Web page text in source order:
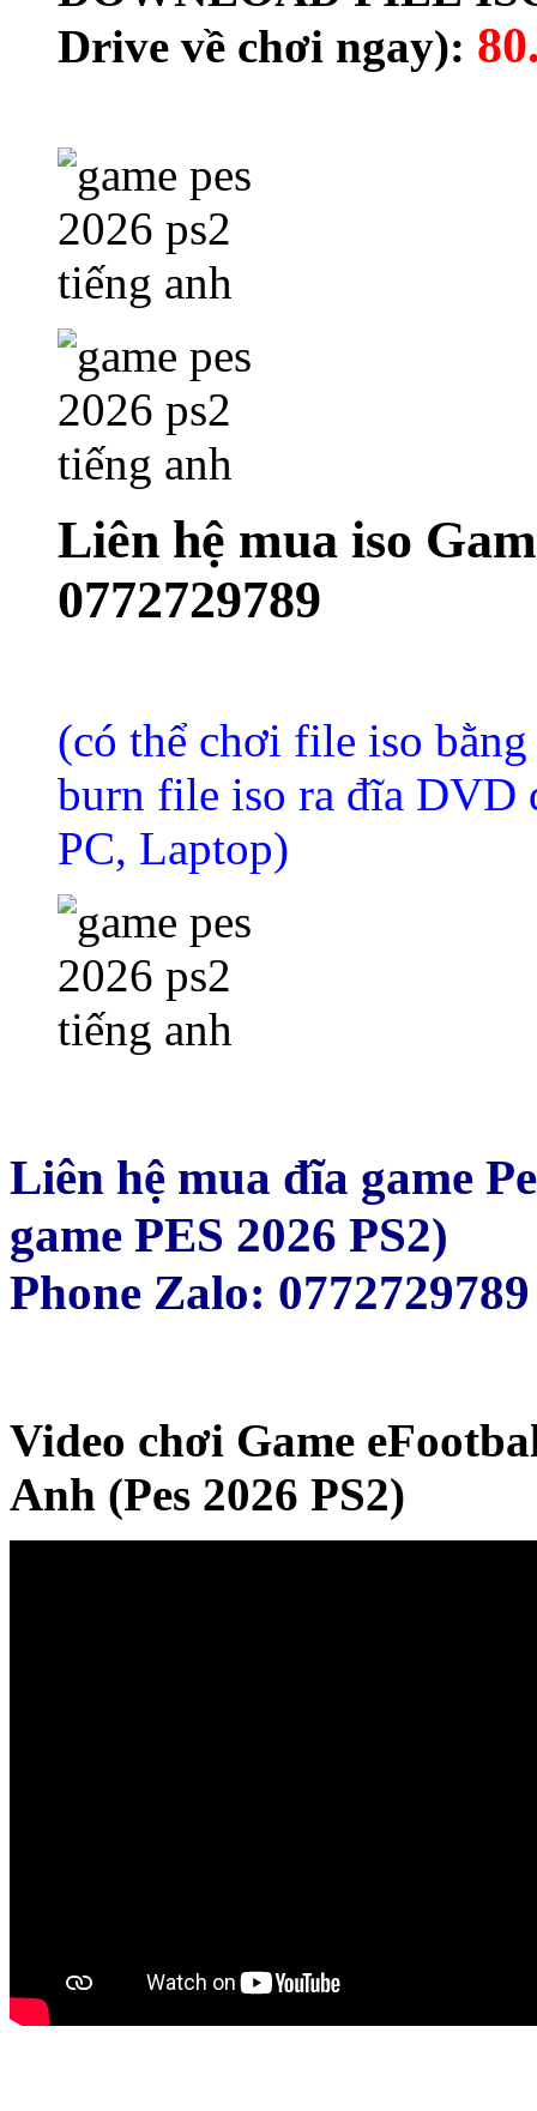
Drive về chơi ngay):
Liên hệ mua iso
0772729789
(có thể chơi file iso
burn file iso ra đĩa DVD
PC, Laptop)
Liên hệ mua đĩa game
game PES 2026 PS2)
Phone Zalo:
Video chơi Game
Anh (Pes 2026 PS2)